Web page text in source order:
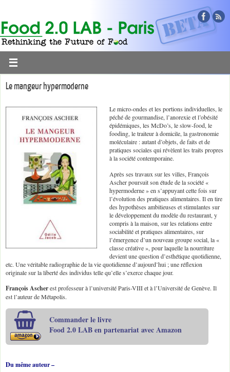
Le mangeur hypermoderne
Le micro-ondes et les portions individuelles, le
péché de gourmandise, l’anorexie et l’obésité
épidémiques, les McDo’s, le slow-food, le
fooding, le traiteur à domicile, la gastronomie
moléculaire : autant d’objets, de faits et de
pratiques sociales qui révèlent les traits propres
à la société contemporaine.
Après ses travaux sur les villes, François
Ascher poursuit son étude de la société «
hypermoderne » en s’appuyant cette fois sur
l’évolution des pratiques alimentaires. Il en tire
des hypothèses ambitieuses et stimulantes sur
le développement du modèle du restaurant, y
compris à la maison, sur les relations entre
sociabilité et pratiques alimentaires, sur
l’émergence d’un nouveau groupe social, la «
classe créative », pour laquelle la nourriture
devient une question d’esthétique quotidienne,
etc. Une véritable radiographie de la vie quotidienne d’aujourd’hui ; une réflexion
originale sur la liberté des individus telle qu’elle s’exerce chaque jour.
François Ascherest professeur à l’université Paris-VIII et à l’Université de Genève. Il
est l’auteur de Métapolis.
Commander le livre
Food 2.0 LAB en partenariat avec Amazon
Du même auteur –